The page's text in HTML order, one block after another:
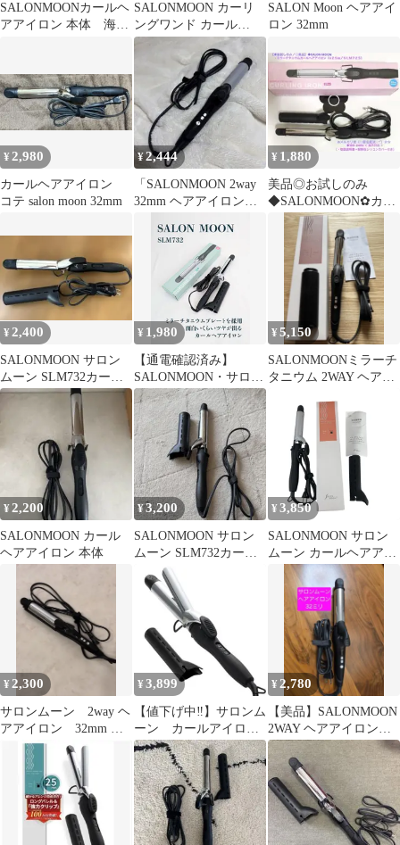
SALONMOONカールヘ
アアイロン 本体 海外
SALONMOON カーリ
ングワンド カール
32mm コテ ブラック
SALON Moon ヘアアイ
ロン 32mm
¥ 2,980
カールヘアアイロン
コテ salon moon 32mm
¥2,444
「SALONMOON 2way
32mm ヘアアイロン」
¥ 1,880
美品◎お試しのみ
◆SALONMOON✿カー
ルヘアアイロン／２５
mm海外対応◎コテ
¥ 2,400
SALONMOON サロン
ムーン SLM732カール
ヘアアイロン コテ
¥ 1,980
【通電確認済み】
SALONMOON・サロン
ムーン・SLM732・カー
ルヘアアイロン・ヘア
アイロン・ミラーチタ
ニウム
¥5,150
SALONMOONミラーチ
タニウム 2WAY ヘアア
¥2,200
SALONMOON カール
ヘアアイロン 本体
¥3,200
SALONMOON サロン
ムーン SLM732カール
ヘアアイロン コテ
¥ 3,850
SALONMOON サロン
ムーン カールヘアアイ
ロン 32mm SLM832
¥ 2,300
サロンムーン 2way ヘ
アアイロン 32mm ミ
ラーチタニウムプレー
¥ 3,899
【値下げ中‼️】サロンム
ーン カールアイロ
ン コテ 32mm (海外
使用ok✨)
¥ 2,780
【美品】SALONMOON
2WAY ヘアアイロン
32mm 本体